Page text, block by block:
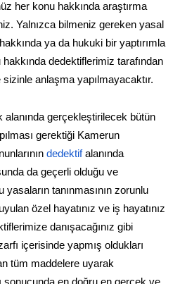
her konu hakkında araştırma
Yalnızca bilmeniz gereken yasal
ya da hukuki bir yaptırımla
dedektiflerimiz tarafından
anlaşma yapılmayacaktır.
alanında gerçekleştirilecek bütün
gerektiği Kamerun
dedektifalanında
da geçerli olduğu ve
tanınmasının zorunlu
özel hayatınız ve iş hayatınız
danışacağınız gibi
içerisinde yapmış oldukları
tüm maddelere uyarak